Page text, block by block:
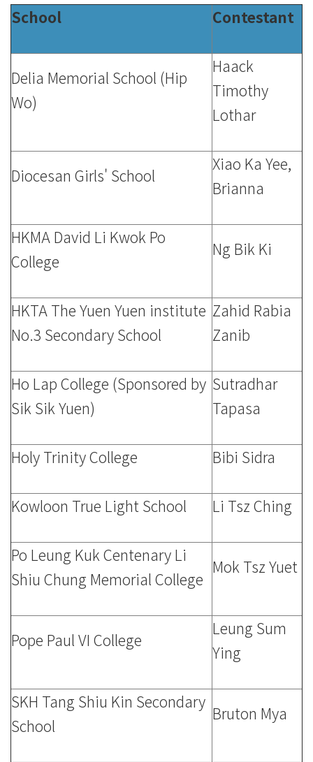
School Contestant
Delia Memorial School (Hip
Wo)
Haack
Timothy
Lothar
Diocesan Girls' School
Xiao Ka Yee,
Brianna
HKMA David Li Kwok Po
College
Ng Bik Ki
HKTA The Yuen Yuen institute
No.3 Secondary School
Zahid Rabia
Zanib
Ho Lap College (Sponsored by
Sik Sik Yuen)
Sutradhar
Tapasa
Holy Trinity College Bibi Sidra
Kowloon True Light School Li Tsz Ching
Po Leung Kuk Centenary Li
Shiu Chung Memorial College
Mok Tsz Yuet
Pope Paul VI College
Leung Sum
Ying
SKH Tang Shiu Kin Secondary
School
Bruton Mya